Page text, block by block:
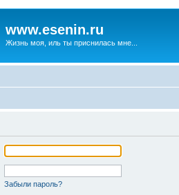
www.esenin.ru
Жизнь моя, иль ты приснилась мне...
Забыли пароль?